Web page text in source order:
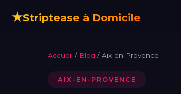
★Striptease à Domicile
Accueil / Blog / Aix-en-Provence
AIX-EN-PROVENCE